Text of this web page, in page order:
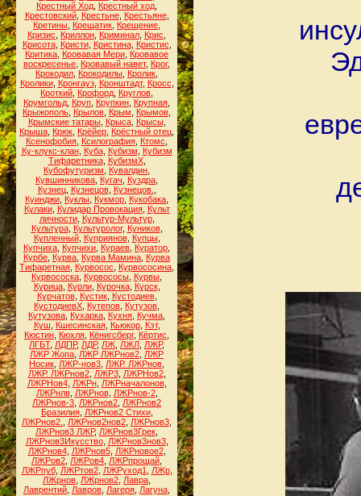
Крестный Ход Крестный ход
Крестовский, Крестьне, Крестьяне,
Кретины Крещатик Крещение
Кризис
Криллон Криминал Крис
Крисота, Кристи, Кристина, Кристис
Критика Кровавая Мери Кровавое
воскресенье Кровавый навет, Крог,
Крокодил Крокодилы Кролик
Кролики, Кронгауз, Кронштадт, Кросс
Кроткий Крофорд Круглов
Крумгольд Круп Крупкин Крупная
Крыжополь Крылов Крым Крымов
Крымские татары, Крыса, Крысы,
Крыша Крюк Крёйер Крёстный отец
Ксенофобия Ксилография Ктомс
Ку-клукс-клан, Куба, Кубизм
Кубизм
Тифаретника, КубизмХ,
Кубофутуризм
Кувалдин
Кувшинникова Кугач Куздра
Кузнец, Кузнецов, Кузнецов.
Куинджи Куклы Кукмор Кукобака
Кулаки, Кулидар Провокация, Культ
личности, Культур-Мультур,
Культура, Культуролог, Куников,
Купленный, Куприянов, Купцы,
Купчиха Купчихи Кураев Куратор
Курбе Курва Курва Мамина Курва
Тифаретная Курвосос Курвососина
Курвососка Курвососы Курвы
Курица, Курли, Курочка, Курск,
Курчатов, Кустик, Кустодиев,
КустодиевХ Кутепов Кутузов
Кутузова Кухарка Кухня Кучма
Куш
Кшесинская, Кьюкор, Кэт,
Кюстин Кюхля Кёнигсберг, Кёртис
ЛГБТ, ЛДПР, ЛДР, ЛЖ ЛЖЛ ЛЖР,
ЛЖР Жопа ЛЖР ЛЖРнов2 ЛЖР
Носик ЛЖР-нов3 ЛЖР. ЛЖРнов
ЛЖР. ЛЖРнов2, ЛЖР3, ЛЖРНов2,
ЛЖРНов4, ЛЖРн, ЛЖРначалонов,
ЛЖРнлв, ЛЖРнов, ЛЖРнов-2,
ЛЖРнов-3 ЛЖРнов2 ЛЖРнов2
Бразилия, ЛЖРнов2 Стихи,
ЛЖРнов2.
ЛЖРнов2нов2 ЛЖРнов3
ЛЖРнов3 ЛЖР, ЛЖРнов3Грек
ЛЖРнов3Икусство, ЛЖРнов3нов3,
ЛЖРнов4, ЛЖРнов5, ЛЖРновое2,
ЛЖРов2 ЛЖРов4 ЛЖРпрощай
ЛЖРпуб, ЛЖРтов2, ЛЖРуход1 ЛЖр,
ЛЖрнов ЛЖрнов2 Лавра
Лаврентий Лавров Лагеря Лагуна